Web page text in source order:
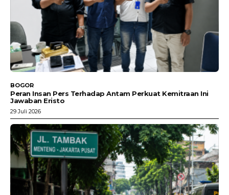
BOGOR
Peran Insan Pers Terhadap Antam Perkuat Kemitraan Ini
Jawaban Eristo
29 Juli 2026